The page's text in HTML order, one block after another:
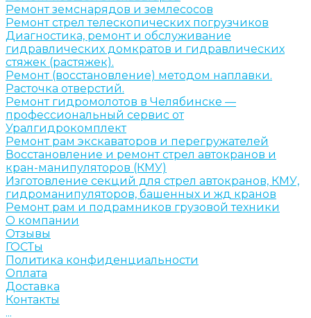
Ремонт земснарядов и землесосов
Ремонт стрел телескопических погрузчиков
Диагностика, ремонт и обслуживание
гидравлических домкратов и гидравлических
стяжек (растяжек).
Ремонт (восстановление) методом наплавки.
Расточка отверстий.
Ремонт гидромолотов в Челябинске —
профессиональный сервис от
Уралгидрокомплект
Ремонт рам экскаваторов и перегружателей
Восстановление и ремонт стрел автокранов и
кран-манипуляторов (КМУ)
Изготовление секций для стрел автокранов, КМУ,
гидроманипуляторов, башенных и жд кранов
Ремонт рам и подрамников грузовой техники
О компании
Отзывы
ГОСТы
Политика конфиденциальности
Оплата
Доставка
Контакты
...